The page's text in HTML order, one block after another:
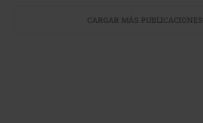
CARGAR MÁS PUBLICACIONES